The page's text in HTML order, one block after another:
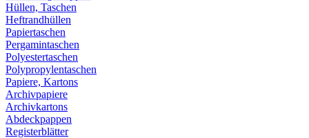
Hüllen, Taschen
Heftrandhüllen
Papiertaschen
Pergamintaschen
Polyestertaschen
Polypropylentaschen
Papiere, Kartons
Archivpapiere
Archivkartons
Abdeckpappen
Registerblätter